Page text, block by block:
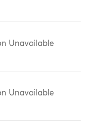
Unavailable
Unavailable